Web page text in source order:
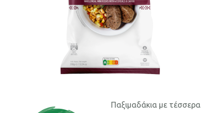
Παξιμαδάκια με τέσσερα